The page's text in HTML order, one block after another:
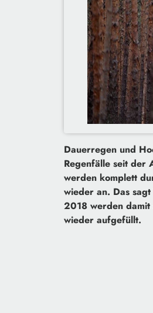
Dauerregen und
Regenfälle seit der
werden komplett
wieder an. Das
2018 werden damit
wieder aufgefüllt.